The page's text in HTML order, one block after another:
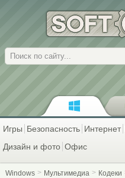
Поиск
Игры Безопасность Интернет
Дизайн и фото Офис
Windows Мультимедиа Кодеки